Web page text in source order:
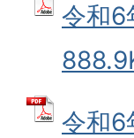
令和6
令和6